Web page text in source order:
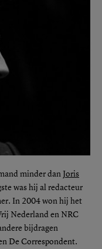
minder dan Joris
was hij al redacteur
In 2004 won hij het
Nederland en NRC
bijdragen
De Correspondent.